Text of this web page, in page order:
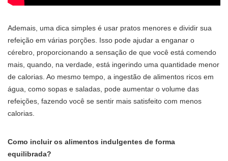
Ademais, uma dica simples é usar pratos menores e dividir sua
refeição em várias porções. Isso pode ajudar a enganar o
cérebro, proporcionando a sensação de que você está comendo
mais, quando, na verdade, está ingerindo uma quantidade menor
de calorias. Ao mesmo tempo, a ingestão de alimentos ricos em
água, como sopas e saladas, pode aumentar o volume das
refeições, fazendo você se sentir mais satisfeito com menos
calorias.
Como incluir os alimentos indulgentes de forma
equilibrada?